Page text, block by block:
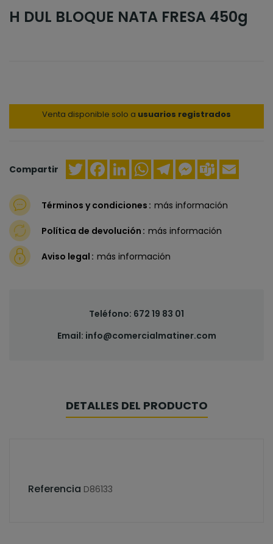
H DUL BLOQUE NATA FRESA 450g
Venta disponible solo a usuarios registrados
Compartir TwitterFacebook
LinkedInWhatsApp
TelegramMessenger
Teams
Términos y condiciones más información
Política de devolución más información
Aviso legal más información
Teléfono: 672 19 83 01
Email: info@comercialmatiner.com
DETALLES DEL PRODUCTO
Referencia D86133